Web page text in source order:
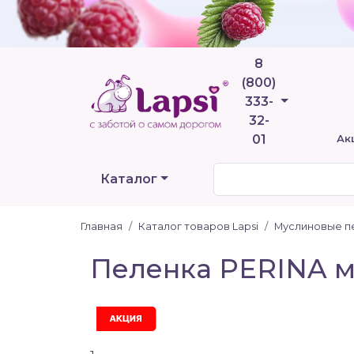
8
(800)
333-
32-
01
Телефоны
Каталог
Главная Каталог товаров Lapsi Муслиновые
Пеленка PERINA